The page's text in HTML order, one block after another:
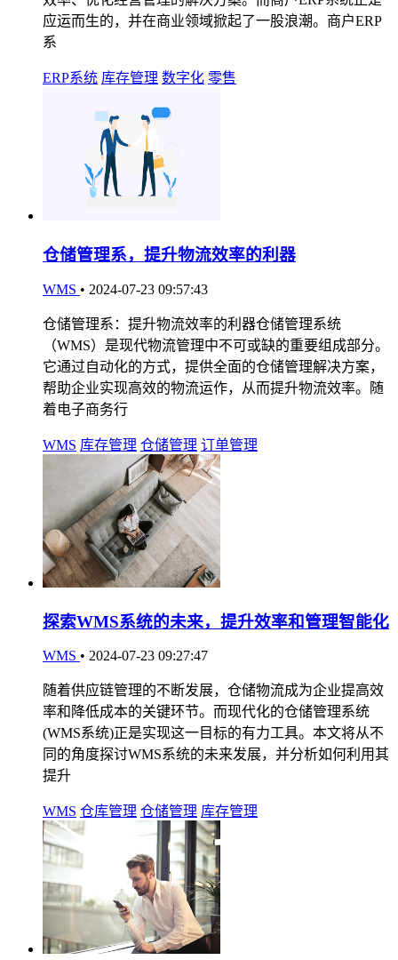
应运而生的，并在商业领域掀起了一股浪潮。商户ERP
系
ERP系统 库存管理 数字化 零售
仓储管理系，提升物流效率的利器
WMS • 2024-07-23 09:57:43
仓储管理系：提升物流效率的利器仓储管理系统
（WMS）是现代物流管理中不可或缺的重要组成部分。
它通过自动化的方式，提供全面的仓储管理解决方案，
帮助企业实现高效的物流运作，从而提升物流效率。随
着电子商务行
WMS 库存管理 仓储管理 订单管理
探索WMS系统的未来，提升效率和管理智能化
WMS • 2024-07-23 09:27:47
随着供应链管理的不断发展，仓储物流成为企业提高效
率和降低成本的关键环节。而现代化的仓储管理系统
(WMS系统)正是实现这一目标的有力工具。本文将从不
同的角度探讨WMS系统的未来发展，并分析如何利用其
提升
WMS 仓库管理 仓储管理 库存管理